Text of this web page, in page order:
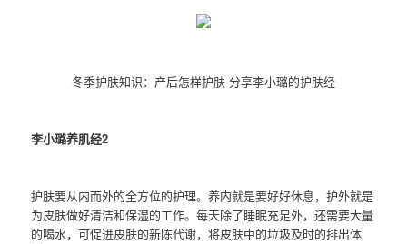
冬季护肤知识：产后怎样护肤 分享李小璐的护肤经
李小璐养肌经2
护肤要从内而外的全方位的护理。养内就是要好好休息，护外就是
为皮肤做好清洁和保湿的工作。每天除了睡眠充足外，还需要大量
的喝水，可促进皮肤的新陈代谢，将皮肤中的垃圾及时的排出体